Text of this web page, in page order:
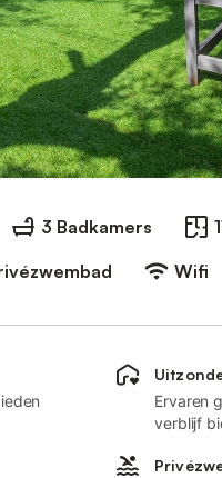
3 Badkamers
Wifi
Ervaren
verblijf